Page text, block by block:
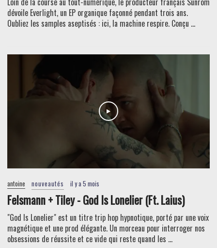
dévoile Everlight, un EP organique façonné pendant trois ans.
Oubliez les samples aseptisés : ici, la machine respire. Conçu ...
antoine nouveautés il y a 5 mois
Felsmann + Tiley - God Is Lonelier (Ft. Laius)
"God Is Lonelier" est un titre trip hop hypnotique, porté par une voix
magnétique et une prod élégante. Un morceau pour interroger nos
obsessions de réussite et ce vide qui reste quand les ...